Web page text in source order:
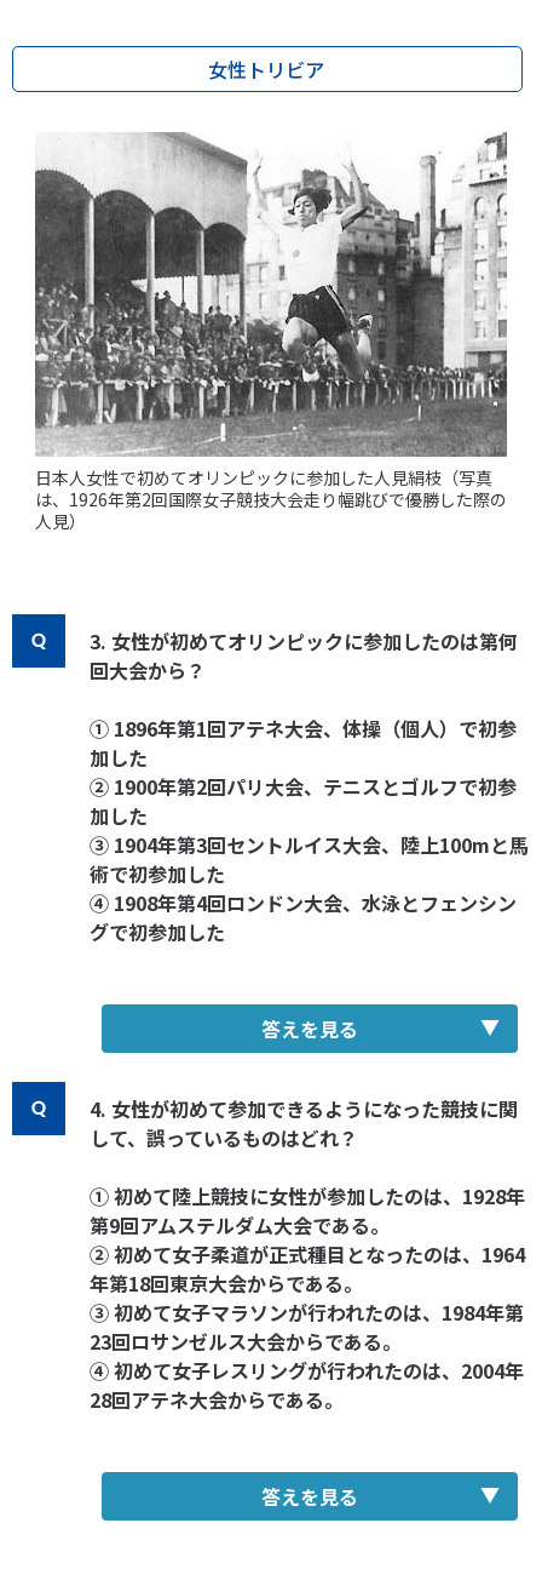
女性トリビア
日本人女性で初めてオリンピックに参加した人見絹枝（写真
は、1926年第2回国際女子競技大会走り幅跳びで優勝した際の
人見）
3. 女性が初めてオリンピックに参加したのは第何
回大会から？
① 1896年第1回アテネ大会、体操（個人）で初参
加した
② 1900年第2回パリ大会、テニスとゴルフで初参
加した
③ 1904年第3回セントルイス大会、陸上100mと馬
術で初参加した
④ 1908年第4回ロンドン大会、水泳とフェンシン
グで初参加した
答えを見る
4. 女性が初めて参加できるようになった競技に関
して、誤っているものはどれ？
① 初めて陸上競技に女性が参加したのは、1928年
第9回アムステルダム大会である。
② 初めて女子柔道が正式種目となったのは、1964
年第18回東京大会からである。
③ 初めて女子マラソンが行われたのは、1984年第
23回ロサンゼルス大会からである。
④ 初めて女子レスリングが行われたのは、2004年
28回アテネ大会からである。
答えを見る